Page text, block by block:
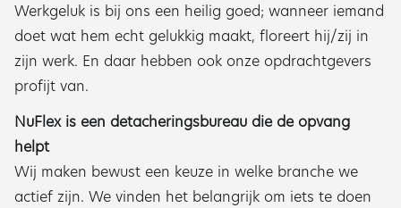
Werkgeluk is bij ons een heilig goed; wanneer iemand
doet wat hem echt gelukkig maakt, floreert hij/zij in
zijn werk. En daar hebben ook onze opdrachtgevers
profijt van.
NuFlex is een detacheringsbureau die de opvang
helpt
Wij maken bewust een keuze in welke branche we
actief zijn. We vinden het belangrijk om iets te doen